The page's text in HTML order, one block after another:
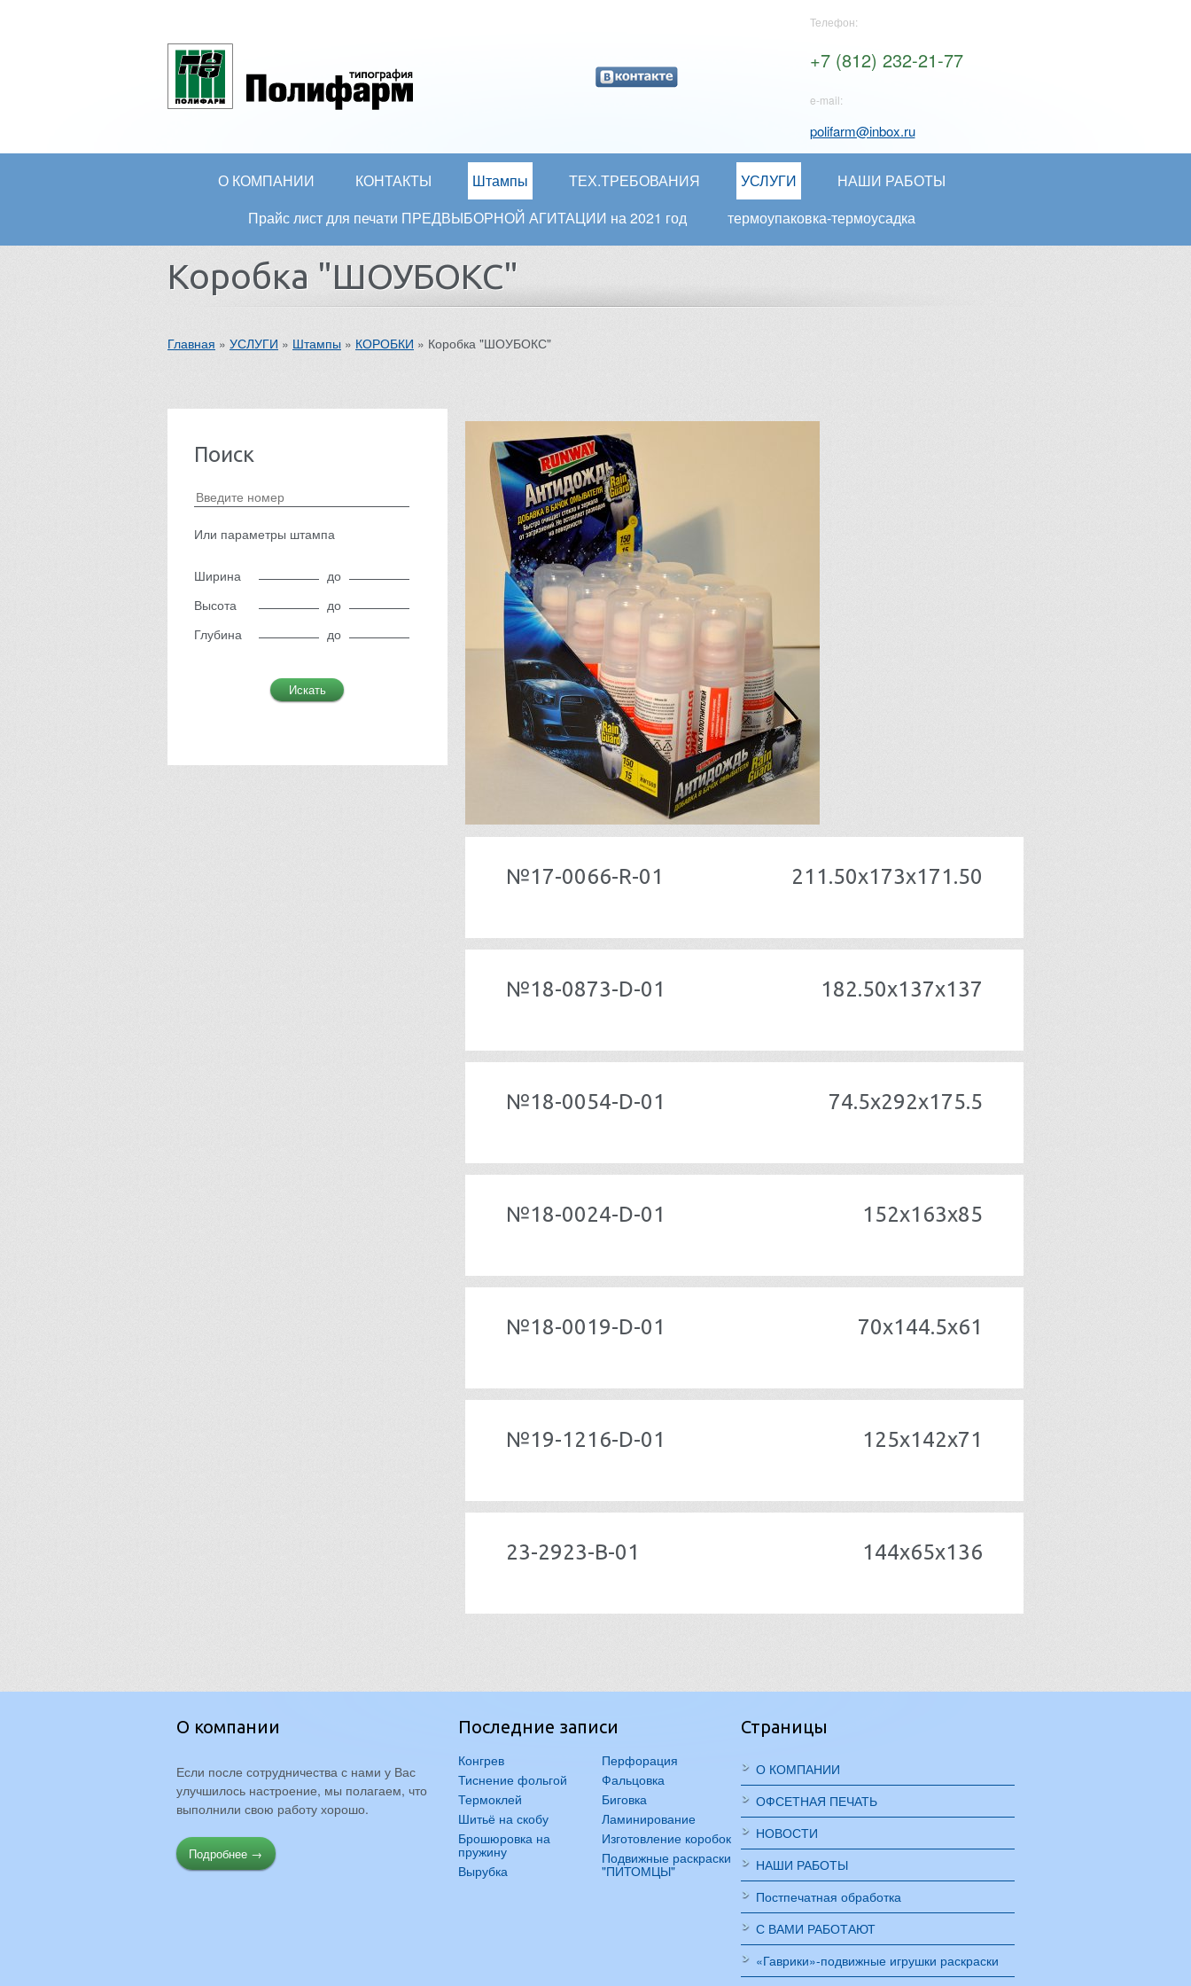
Телефон:
+7 (812) 232-21-77
e-mail:
polifarm@inbox.ru
О КОМПАНИИ КОНТАКТЫ Штампы ТЕХ.ТРЕБОВАНИЯ УСЛУГИ
НАШИ РАБОТЫ
Прайс лист для печати ПРЕДВЫБОРНОЙ АГИТАЦИИ на 2021 год
термоупаковка-термоусадка
Коробка "ШОУБОКС"
Главная » УСЛУГИ » Штампы » КОРОБКИ » Коробка "ШОУБОКС"
Поиск
Или параметры штампа
Ширина
до
Высота
до
Глубина
до
№17-0066-R-01 211.50x173x171.50
№18-0873-D-01 182.50x137x137
№18-0054-D-01 74.5x292x175.5
№18-0024-D-01 152x163x85
№18-0019-D-01 70x144.5x61
№19-1216-D-01 125x142x71
23-2923-В-01 144x65x136
О компании
Если после сотрудничества с нами у Вас
улучшилось настроение, мы полагаем, что
выполнили свою работу хорошо.
Подробнее →
Последние записи
Конгрев
Тиснение фольгой
Термоклей
Шитьё на скобу
Брошюровка на
пружину
Вырубка
Перфорация
Фальцовка
Биговка
Ламинирование
Изготовление коробок
Подвижные раскраски
"ПИТОМЦЫ"
Страницы
О КОМПАНИИ
ОФСЕТНАЯ ПЕЧАТЬ
НОВОСТИ
НАШИ РАБОТЫ
Постпечатная обработка
С ВАМИ РАБОТАЮТ
«Гаврики»-подвижные игрушки раскраски